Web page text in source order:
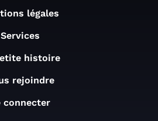
légales
Services
histoire
rejoindre
connecter